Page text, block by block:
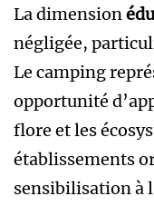
La dimension
négligée,
Le camping
opportunité
flore et les
établissements
sensibilisation à